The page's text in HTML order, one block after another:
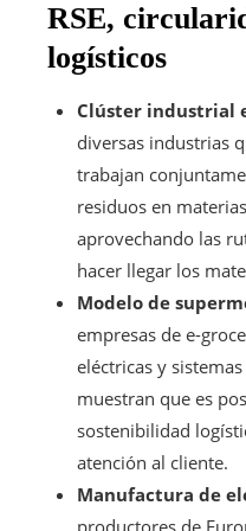
RSE,
logísticos
Clúster industrial
diversas industrias
trabajan
residuos en
aprovechando las
hacer llegar los
Modelo de
empresas de e-
eléctricas y
muestran que es
sostenibilidad
atención al cliente.
Manufactura de